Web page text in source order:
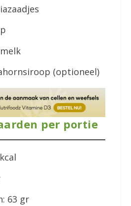
(optioneel)
per portie
63 gr